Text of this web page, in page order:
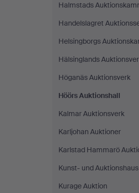
Halmstads
Handelslagret
Helsingborgs
Hälsinglands
Höganäs Auktionsverk
Höörs Auktionshall
Kalmar Auktionsverk
Karljohan Auktioner
Karlstad Hammarö
Kunst- und
Kurage Auktion